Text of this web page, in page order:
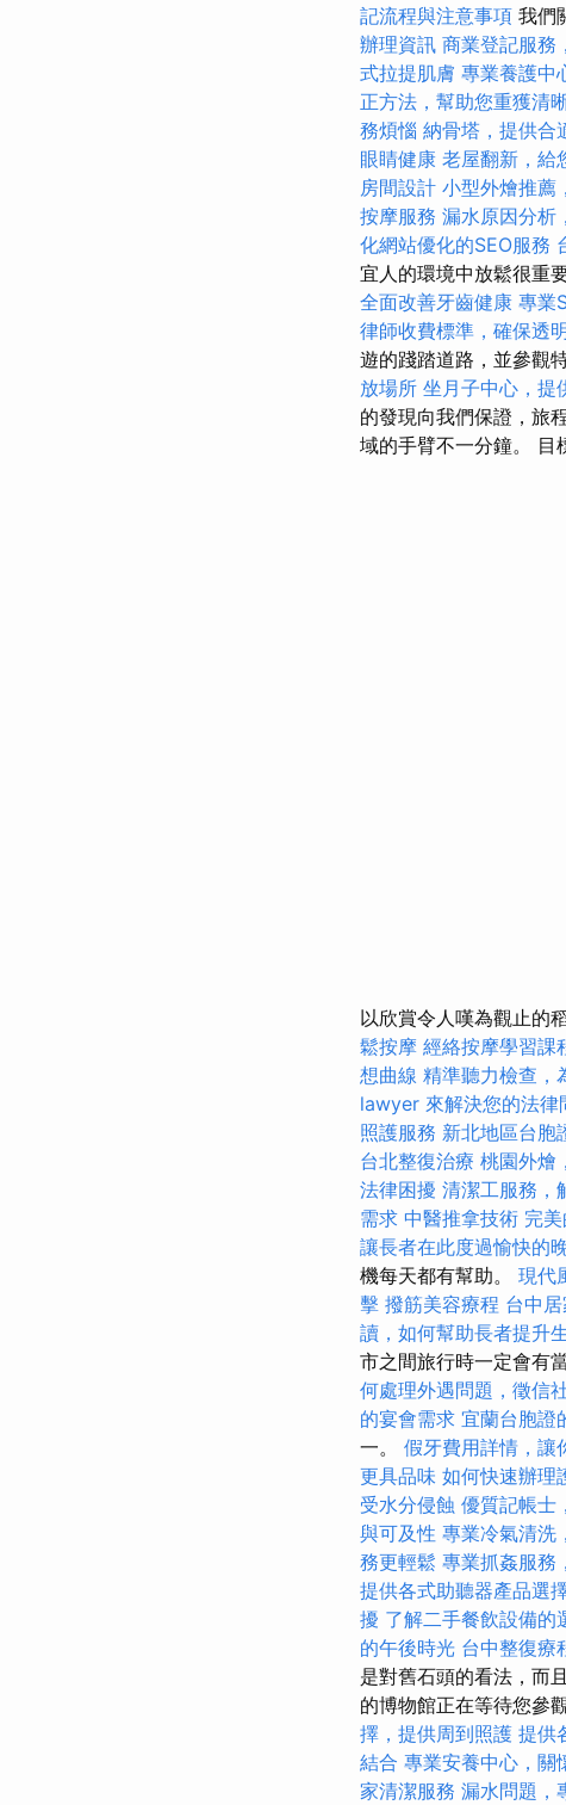
記流程與注意事項 我們
辦理資訊 商業登記服務
式拉提肌膚 專業養護中
正方法，幫助您重獲清
務煩惱 納骨塔，提供合
眼睛健康 老屋翻新，給
房間設計 小型外燴推薦
按摩服務 漏水原因分析
化網站優化的SEO服務
宜人的環境中放鬆很重
全面改善牙齒健康 專業
律師收費標準，確保透
遊的踐踏道路，並參觀
放場所 坐月子中心，提
的發現向我們保證，旅
域的手臂不一分鐘。 目
以欣賞令人嘆為觀止的
鬆按摩 經絡按摩學習課
想曲線 精準聽力檢查，
lawyer 來解決您的法律
照護服務 新北地區台胞
台北整復治療 桃園外燴
法律困擾 清潔工服務，
需求 中醫推拿技術 完
讓長者在此度過愉快的
機每天都有幫助。 現代
擊 撥筋美容療程 台中
讀，如何幫助長者提升
市之間旅行時一定會有
何處理外遇問題，徵信
的宴會需求 宜蘭台胞證
一。 假牙費用詳情，讓
更具品味 如何快速辦理
受水分侵蝕 優質記帳士
與可及性 專業冷氣清洗
務更輕鬆 專業抓姦服務
提供各式助聽器產品選
擾 了解二手餐飲設備的
的午後時光 台中整復療
是對舊石頭的看法，而
的博物館正在等待您參
擇，提供周到照護 提供
結合 專業安養中心，關
家清潔服務 漏水問題，